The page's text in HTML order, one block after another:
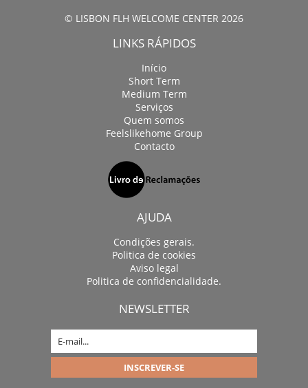
© LISBON FLH WELCOME CENTER 2026
LINKS RÁPIDOS
Início
Short Term
Medium Term
Serviços
Quem somos
Feelslikehome Group
Contacto
AJUDA
Condições gerais.
Politica de cookies
Aviso legal
Politica de confidencialidade.
NEWSLETTER